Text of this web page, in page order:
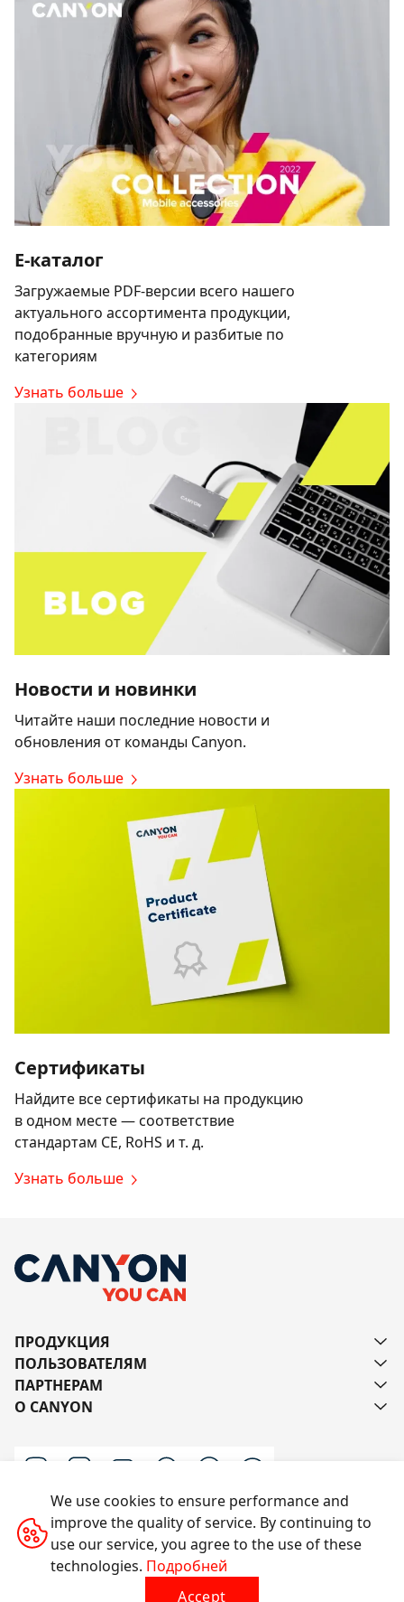
E-каталог
Загружаемые PDF-версии всего нашего
актуального ассортимента продукции,
подобранные вручную и разбитые по
категориям
Узнать больше
Новости и новинки
Читайте наши последние новости и
обновления от команды Canyon.
Узнать больше
Сертификаты
Найдите все сертификаты на продукцию
в одном месте — соответствие
стандартам CE, RoHS и т. д.
Узнать больше
ПРОДУКЦИЯ
ПОЛЬЗОВАТЕЛЯМ
ПАРТНЕРАМ
О CANYON
Напишите нам
We use cookies to ensure performance and
improve the quality of service. By continuing to
use our service, you agree to the use of these
technologies. Подробней
Accept